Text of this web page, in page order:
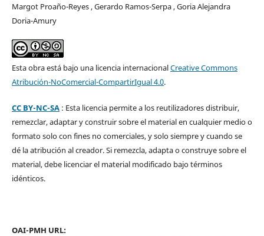
Margot Proaño-Reyes , Gerardo Ramos-Serpa , Goria Alejandra
Doria-Amury
Esta obra está bajo una licencia internacionalCreative Commons
Atribución-NoComercial-CompartirIgual 4.0.
CC BY-NC-SA: Esta licencia permite a los reutilizadores distribuir,
remezclar, adaptar y construir sobre el material en cualquier medio o
formato solo con fines no comerciales, y solo siempre y cuando se
dé la atribución al creador. Si remezcla, adapta o construye sobre el
material, debe licenciar el material modificado bajo términos
idénticos.
OAI-PMH URL: